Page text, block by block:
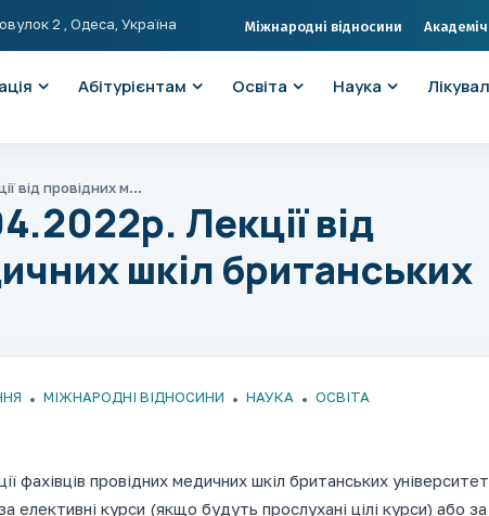
2 , Одеса, Україна Міжнародні відносини
Абітурієнтам Освіта Наука
Розклад на 8.04.2022р. Лекції від провідних медичних шкіл британських університетів.
Лекції від
шкіл британських
МІЖНАРОДНІ ВІДНОСИНИ НАУКА ОСВІТА
фахівців провідних медичних шкіл британських
елективні курси (якщо будуть прослухані цілі курси) або за